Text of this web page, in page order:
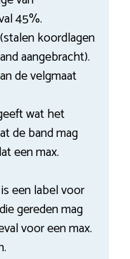
45%.
koordlagen
aangebracht).
de velgmaat
wat het
de band mag
een max.
een label voor
gereden mag
voor een max.